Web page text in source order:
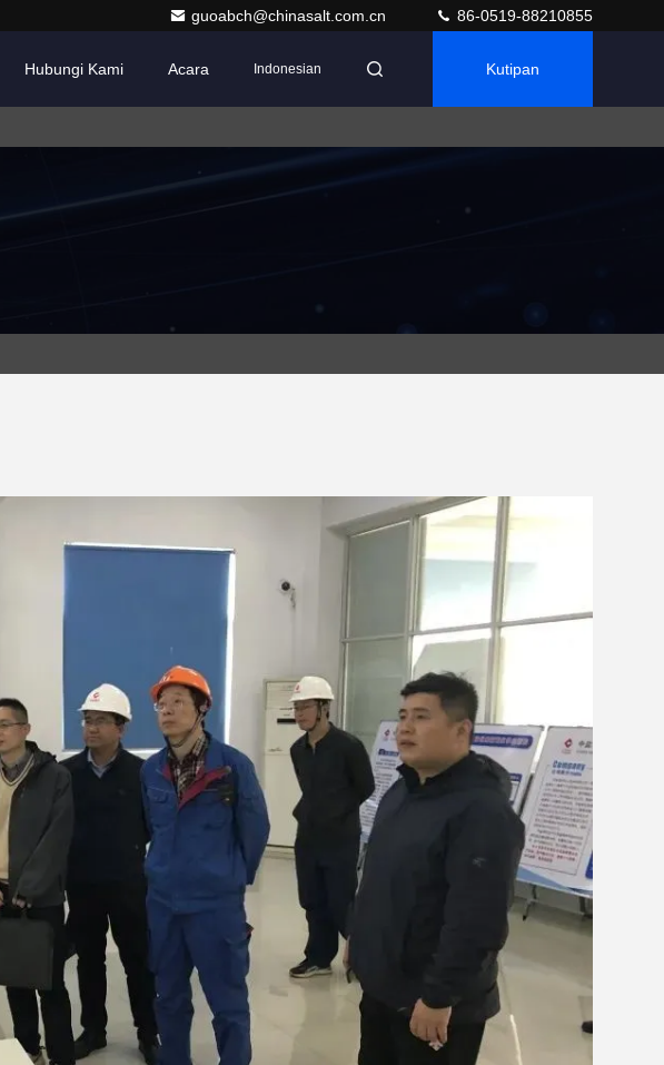
guoabch@chinasalt.com.cn 86-0519-88210855
Hubungi Kami Acara Indonesian Kutipan